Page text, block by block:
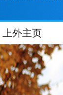
上外主页